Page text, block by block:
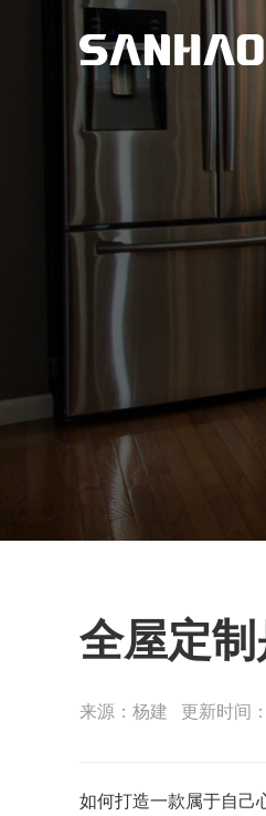
全屋定
来源：杨建 更新时间
如何打造一款属于自己